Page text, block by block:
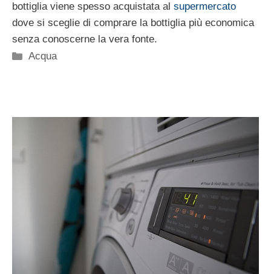
bottiglia viene spesso acquistata al supermercato
dove si sceglie di comprare la bottiglia più economica
senza conoscerne la vera fonte.
Categorie
Acqua